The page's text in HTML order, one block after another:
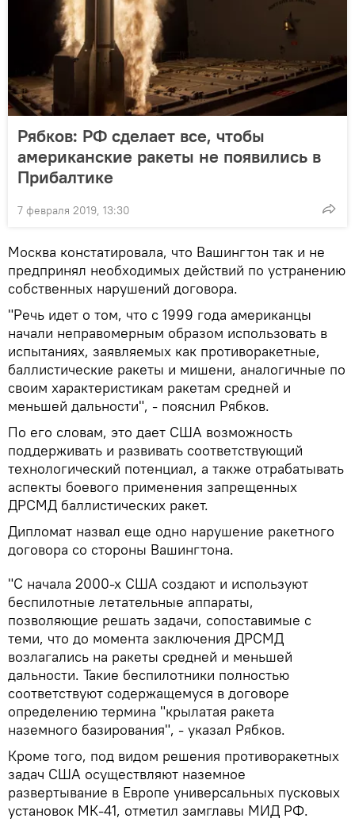
Рябков: РФ сделает все, чтобы
американские ракеты не появились в
Прибалтике
7 февраля 2019, 13:30
Москва констатировала, что Вашингтон так и не
предпринял необходимых действий по устранению
собственных нарушений договора.
"Речь идет о том, что с 1999 года американцы
начали неправомерным образом использовать в
испытаниях, заявляемых как противоракетные,
баллистические ракеты и мишени, аналогичные по
своим характеристикам ракетам средней и
меньшей дальности", - пояснил Рябков.
По его словам, это дает США возможность
поддерживать и развивать соответствующий
технологический потенциал, а также отрабатывать
аспекты боевого применения запрещенных
ДРСМД баллистических ракет.
Дипломат назвал еще одно нарушение ракетного
договора со стороны Вашингтона.
"С начала 2000-х США создают и используют
беспилотные летательные аппараты,
позволяющие решать задачи, сопоставимые с
теми, что до момента заключения ДРСМД
возлагались на ракеты средней и меньшей
дальности. Такие беспилотники полностью
соответствуют содержащемуся в договоре
определению термина "крылатая ракета
наземного базирования", - указал Рябков.
Кроме того, под видом решения противоракетных
задач США осуществляют наземное
развертывание в Европе универсальных пусковых
установок МК-41, отметил замглавы МИД РФ.